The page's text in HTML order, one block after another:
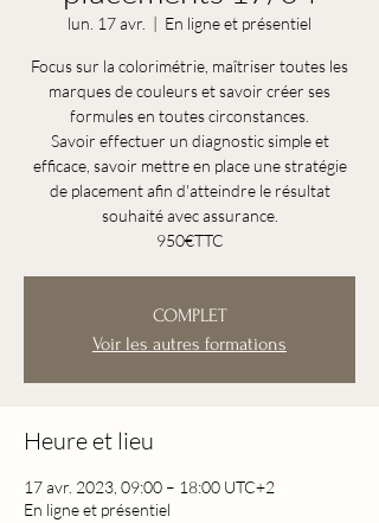
lun. 17 avr.
  |
En ligne et présentiel
Focus sur la colorimétrie, maîtriser toutes les
marques de couleurs et savoir créer ses
formules en toutes circonstances.
Savoir effectuer un diagnostic simple et
efficace, savoir mettre en place une stratégie
de placement afin d'atteindre le résultat
souhaité avec assurance.
COMPLET
Voir les autres formations
Heure et lieu
17 avr. 2023, 09:00 – 18:00 UTC+2
En ligne et présentiel